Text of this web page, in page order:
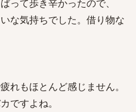
って歩き辛かったので、
な気持ちでした。借り物な
れもほとんど感じません。
ですよね。